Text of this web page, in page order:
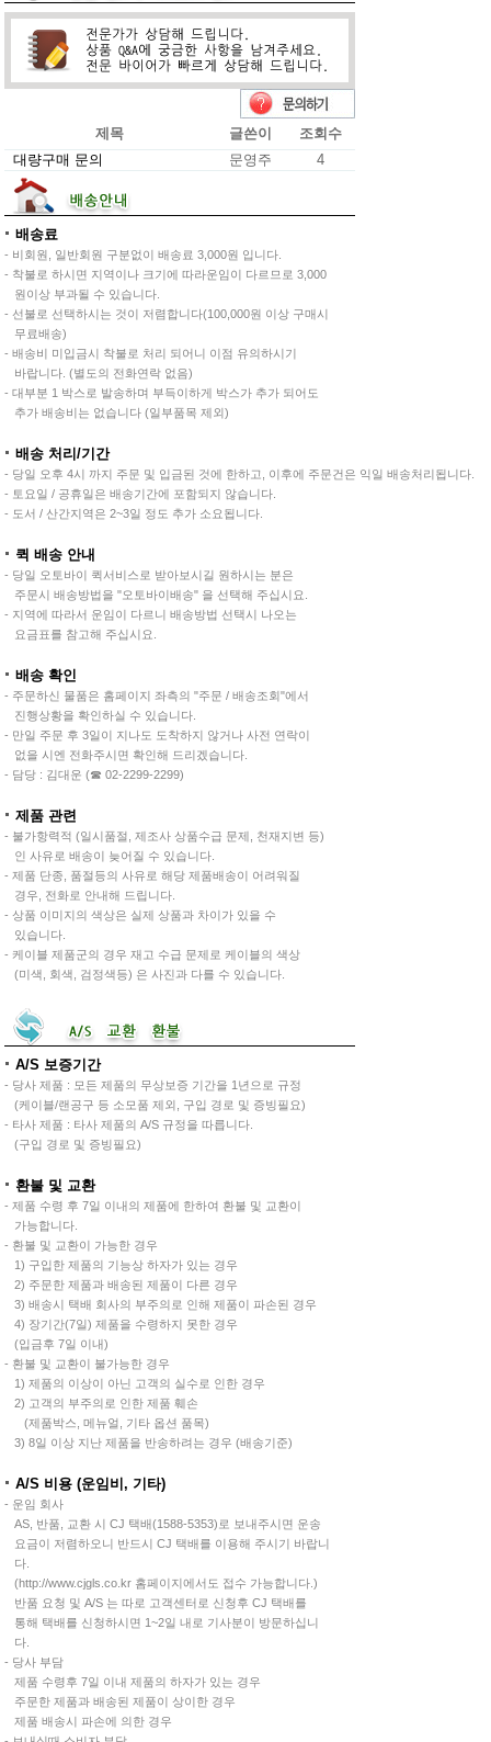
제목 글쓴이
조회수
대량구매 문의
문영주 4
배송료
- 비회원, 일반회원 구분없이 배송료 3,000원 입니다.
- 착불로 하시면 지역이나 크기에 따라운임이 다르므로 3,000
원이상 부과될 수 있습니다.
- 선불로 선택하시는 것이 저렴합니다(100,000원 이상 구매시
무료배송)
- 배송비 미입금시 착불로 처리 되어니 이점 유의하시기
바랍니다. (별도의 전화연락 없음)
- 대부분 1 박스로 발송하며 부득이하게 박스가 추가 되어도
추가 배송비는 없습니다 (일부품목 제외)
배송 처리/기간
- 당일 오후 4시 까지 주문 및 입금된 것에 한하고, 이후에 주문건은 익일 배송처리됩니다.
- 토요일 / 공휴일은 배송기간에 포함되지 않습니다.
- 도서 / 산간지역은 2~3일 정도 추가 소요됩니다.
퀵 배송 안내
- 당일 오토바이 퀵서비스로 받아보시길 원하시는 분은
주문시 배송방법을 "오토바이배송" 을 선택해 주십시요.
- 지역에 따라서 운임이 다르니 배송방법 선택시 나오는
요금표를 참고해 주십시요.
배송 확인
- 주문하신 물품은 홈페이지 좌측의 "주문 / 배송조회"에서
진행상황을 확인하실 수 있습니다.
- 만일 주문 후 3일이 지나도 도착하지 않거나 사전 연락이
없을 시엔 전화주시면 확인해 드리겠습니다.
- 담당 : 김대운 (☎ 02-2299-2299)
제품 관련
- 불가항력적 (일시품절, 제조사 상품수급 문제, 천재지변 등)
인 사유로 배송이 늦어질 수 있습니다.
- 제품 단종, 품절등의 사유로 해당 제품배송이 어려워질
경우, 전화로 안내해 드립니다.
- 상품 이미지의 색상은 실제 상품과 차이가 있을 수
있습니다.
- 케이블 제품군의 경우 재고 수급 문제로 케이블의 색상
(미색, 회색, 검정색등) 은 사진과 다를 수 있습니다.
A/S 보증기간
- 당사 제품 : 모든 제품의 무상보증 기간을 1년으로 규정
(케이블/랜공구 등 소모품 제외, 구입 경로 및 증빙필요)
- 타사 제품 : 타사 제품의 A/S 규정을 따릅니다.
(구입 경로 및 증빙필요)
환불 및 교환
- 제품 수령 후 7일 이내의 제품에 한하여 환불 및 교환이
가능합니다.
- 환불 및 교환이 가능한 경우
1) 구입한 제품의 기능상 하자가 있는 경우
2) 주문한 제품과 배송된 제품이 다른 경우
3) 배송시 택배 회사의 부주의로 인해 제품이 파손된 경우
4) 장기간(7일) 제품을 수령하지 못한 경우
(입금후 7일 이내)
- 환불 및 교환이 불가능한 경우
1) 제품의 이상이 아닌 고객의 실수로 인한 경우
2) 고객의 부주의로 인한 제품 훼손
(제품박스, 메뉴얼, 기타 옵션 품목)
3) 8일 이상 지난 제품을 반송하려는 경우 (배송기준)
A/S 비용 (운임비, 기타)
- 운임 회사
AS, 반품, 교환 시 CJ 택배(1588-5353)로 보내주시면 운송
요금이 저렴하오니 반드시 CJ 택배를 이용해 주시기 바랍니
다.
(http://www.cjgls.co.kr 홈페이지에서도 접수 가능합니다.)
반품 요청 및 A/S 는 따로 고객센터로 신청후 CJ 택배를
통해 택배를 신청하시면 1~2일 내로 기사분이 방문하십니
다.
- 당사 부담
제품 수령후 7일 이내 제품의 하자가 있는 경우
주문한 제품과 배송된 제품이 상이한 경우
제품 배송시 파손에 의한 경우